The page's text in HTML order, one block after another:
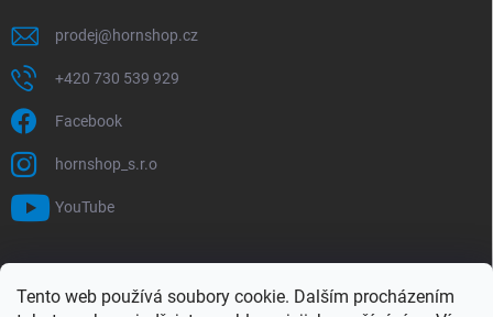
Tento web používá soubory cookie. Dalším procházením
prodej@hornshop.cz
+420 730 539 929
Facebook
hornshop_s.r.o
YouTube